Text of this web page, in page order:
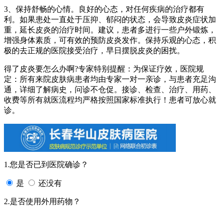
3、保持舒畅的心情。良好的心态，对任何疾病的治疗都有
利。如果患处一直处于压抑、郁闷的状态，会导致皮炎症状加
重，延长皮炎的治疗时间。建议，患者多进行一些户外锻炼，
增强身体素质，可有效的预防皮炎发作。保持乐观的心态，积
极的去正规的医院接受治疗，早日摆脱皮炎的困扰。
得了皮炎要怎么办啊?专家特别提醒：为保证疗效，医院规
定：所有来院皮肤病患者均由专家一对一亲诊，与患者充足沟
通，详细了解病史，问诊不仓促。接诊、检查、治疗、用药、
收费等所有就医流程均严格按照国家标准执行！患者可放心就
诊。
1.您是否已到医院确诊？
是 还没有
2.是否使用外用药物？